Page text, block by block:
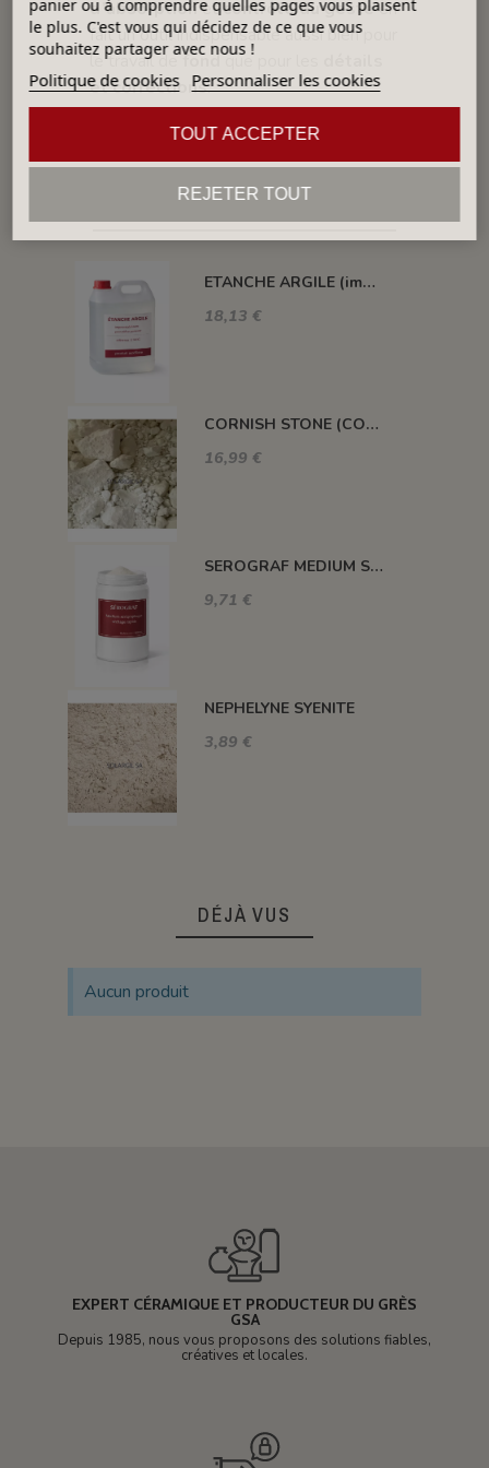
d’absorptionetcontrôle du gesteen
fait un outil indispensable aussi bien pour
le travail defondque pour les
et corrections.
DANS LA MÊME CATÉGORIE
ETANCHE ARGILE (impermeabilisant pour pièce poreuse)
18,13 €
CORNISH STONE (CORNWALL STONE)
16,99 €
SEROGRAF MEDIUM SERIGRAPHIQUE SECHAGE RAPIDE
9,71 €
NEPHELYNE SYENITE
3,89 €
DÉJÀ VUS
Aucun produit
EXPERT CÉRAMIQUE ET PRODUCTEUR DU GRÈS
GSA
Depuis 1985, nous vous proposons des solutions fiables,
créatives et locales.
panier ou à comprendre quelles pages vous plaisent
le plus. C'est vous qui décidez de ce que vous
souhaitez partager avec nous !
Politique de cookies Personnaliser les cookies
REJETER TOUT
TOUT ACCEPTER